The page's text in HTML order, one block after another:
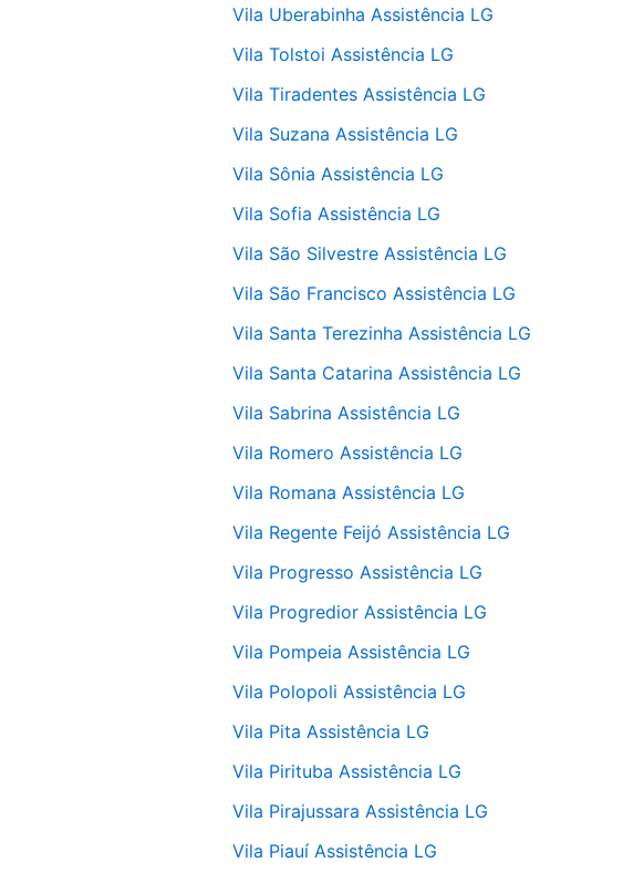
Vila Uberabinha Assistência LG
Vila Tolstoi Assistência LG
Vila Tiradentes Assistência LG
Vila Suzana Assistência LG
Vila Sônia Assistência LG
Vila Sofia Assistência LG
Vila São Silvestre Assistência LG
Vila São Francisco Assistência LG
Vila Santa Terezinha Assistência LG
Vila Santa Catarina Assistência LG
Vila Sabrina Assistência LG
Vila Romero Assistência LG
Vila Romana Assistência LG
Vila Regente Feijó Assistência LG
Vila Progresso Assistência LG
Vila Progredior Assistência LG
Vila Pompeia Assistência LG
Vila Polopoli Assistência LG
Vila Pita Assistência LG
Vila Pirituba Assistência LG
Vila Pirajussara Assistência LG
Vila Piauí Assistência LG